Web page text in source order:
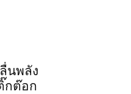
นพลัง
กต๊อก